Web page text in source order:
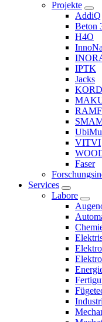
Projekte
AddiQ
Beton
H4O
IPTK
Jacks
VITVI
Faser
Services
Labore